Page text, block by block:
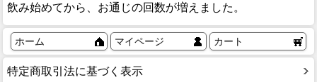
飲み始めてから、お通じの回数が増えました。
ホーム マイページ カート
特定商取引法に基づく表示